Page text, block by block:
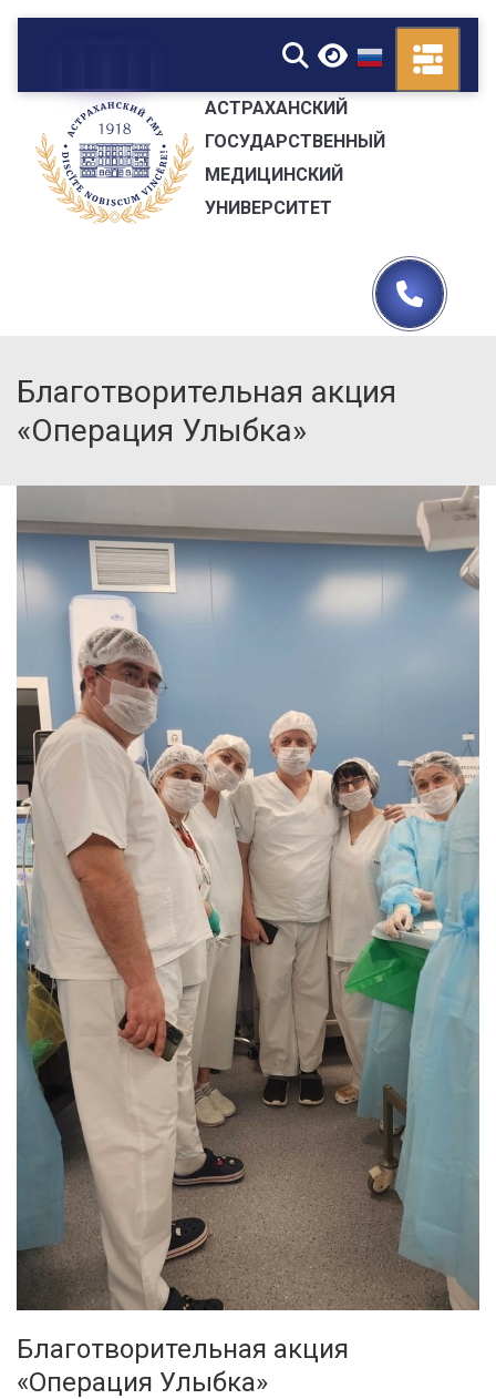
▼
АСТРАХАНСКИЙ
ГОСУДАРСТВЕННЫЙ
МЕДИЦИНСКИЙ
УНИВЕРСИТЕТ
Благотворительная акция
«Операция Улыбка»
Благотворительная акция
«Операция Улыбка»